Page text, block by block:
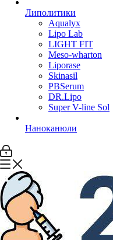
Липолитики
Aqualyx
Lipo Lab
LIGHT FIT
Meso-wharton
Liporase
Skinasil
PBSerum
DR.Lipo
Super V-line Sol
Наноканюли